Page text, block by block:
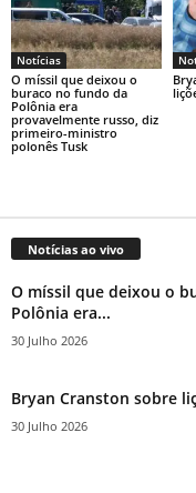
Notícias
O míssil que deixou o
buraco no fundo da
Polônia era
provavelmente russo, diz
primeiro-ministro
polonês Tusk
Notícias ao vivo
O míssil que deixou o
Polônia era...
30 Julho 2026
Bryan Cranston sobre
30 Julho 2026